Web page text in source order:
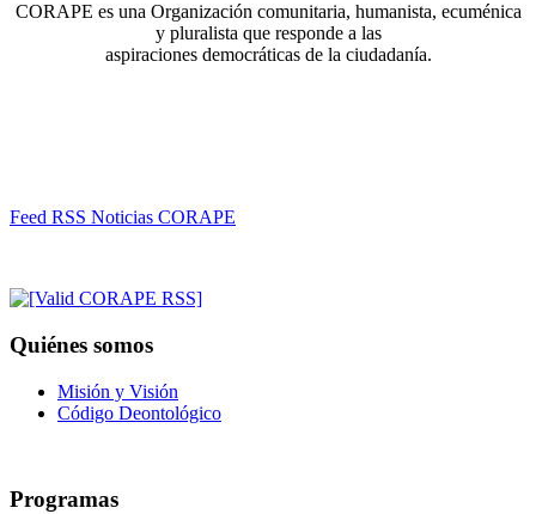
CORAPE es una Organización comunitaria, humanista, ecuménica
y pluralista que responde a las
aspiraciones democráticas de la ciudadanía.
Feed RSS Noticias CORAPE
Quiénes somos
Misión y Visión
Código Deontológico
Programas